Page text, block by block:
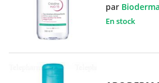
par Bioderma
En stock